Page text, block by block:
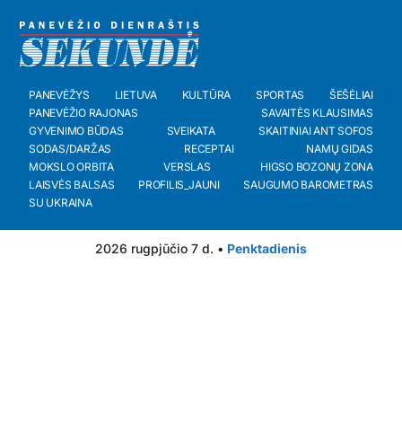
PANEVĖŽYS LIETUVA KULTŪRA SPORTAS
ŠEŠĖLIAI
PANEVĖŽIO RAJONAS
SAVAITĖS KLAUSIMAS
GYVENIMO BŪDAS
SVEIKATA
SKAITINIAI ANT SOFOS
SODAS/DARŽAS
RECEPTAI
NAMŲ GIDAS
MOKSLO ORBITA
VERSLAS
HIGSO BOZONŲ ZONA
LAISVĖS BALSAS
PROFILIS_JAUNI
SAUGUMO BAROMETRAS
SU UKRAINA
2026 rugpjūčio 7 d. • Penktadienis